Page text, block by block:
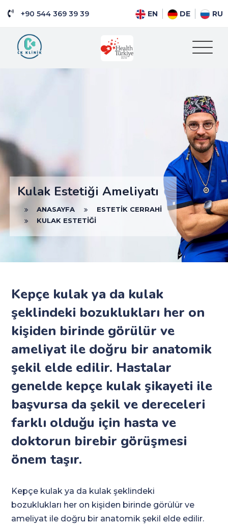
+90 544 369 39 39 EN DE RU
Kulak Estetiği Ameliyatı
ANASAYFA
ESTETIK CERRAHI
KULAK ESTETIĞI
Kepçe kulak ya da kulak
şeklindeki bozuklukları her on
kişiden birinde görülür ve
ameliyat ile doğru bir anatomik
şekil elde edilir. Hastalar
genelde kepçe kulak şikayeti ile
başvursa da şekil ve dereceleri
farklı olduğu için hasta ve
doktorun birebir görüşmesi
önem taşır.
Kepçe kulak ya da kulak şeklindeki
bozuklukları her on kişiden birinde görülür ve
ameliyat ile doğru bir anatomik şekil elde edilir.